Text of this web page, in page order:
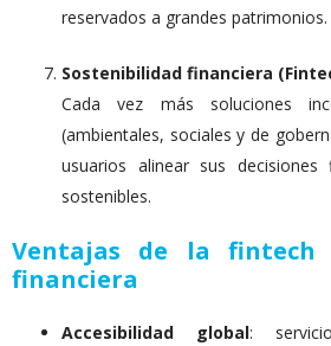
reservados a grandes patrimonios.
Sostenibilidad financiera
Cada vez más soluciones
(ambientales, sociales y de
usuarios alinear sus decisiones
sostenibles.
Ventajas de la
financiera
Accesibilidad global: